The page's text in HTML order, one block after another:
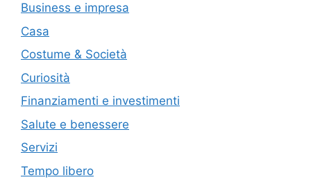
Business e impresa
Casa
Costume & Società
Curiosità
Finanziamenti e investimenti
Salute e benessere
Servizi
Tempo libero